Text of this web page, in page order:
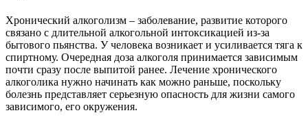
Хронический алкоголизм – заболевание, развитие которого
связано с длительной алкогольной интоксикацией из-за
бытового пьянства. У человека возникает и усиливается тяга к
спиртному. Очередная доза алкоголя принимается зависимым
почти сразу после выпитой ранее. Лечение хронического
алкоголика нужно начинать как можно раньше, поскольку
болезнь представляет серьезную опасность для жизни самого
зависимого, его окружения.